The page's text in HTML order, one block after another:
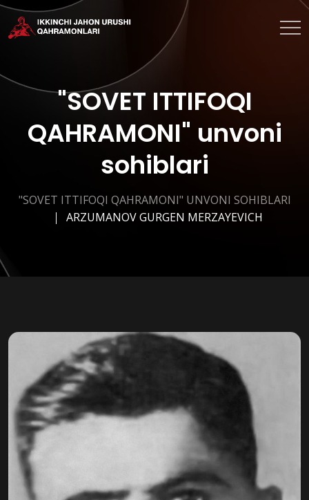
"SOVET ITTIFOQI
QAHRAMONI" unvoni
sohiblari
"SOVET ITTIFOQI QAHRAMONI" UNVONI SOHIBLARI
ARZUMANOV GURGEN MERZAYEVICH